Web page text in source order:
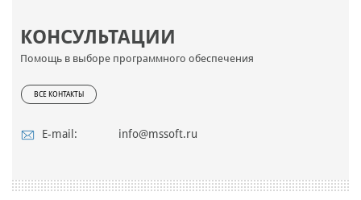
КОНСУЛЬТАЦИИ
Помощь в выборе программного обеспечения
ВСЕ КОНТАКТЫ
E-mail: info@mssoft.ru